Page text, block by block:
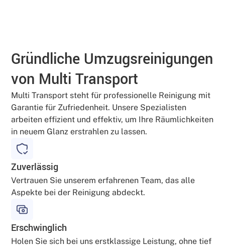
Gründliche Umzugsreinigungen
von Multi Transport
Multi Transport steht für professionelle Reinigung mit
Garantie für Zufriedenheit. Unsere Spezialisten
arbeiten effizient und effektiv, um Ihre Räumlichkeiten
in neuem Glanz erstrahlen zu lassen.
Zuverlässig
Vertrauen Sie unserem erfahrenen Team, das alle
Aspekte bei der Reinigung abdeckt.
Erschwinglich
Holen Sie sich bei uns erstklassige Leistung, ohne tief